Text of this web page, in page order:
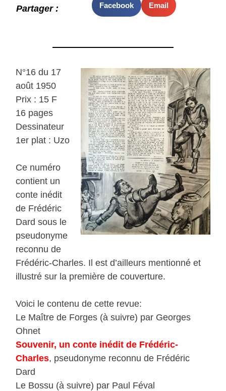
Partager : Facebook Email
N°16 du 17
août 1950
Prix : 15 F
16 pages
Dessinateur
1er plat : Uzo
Ce numéro
contient un
conte inédit
de Frédéric
Dard sous le
pseudonyme
reconnu de
Frédéric-Charles. Il est d’ailleurs mentionné et
illustré sur la première de couverture.
Voici le contenu de cette revue:
Le Maître de Forges (à suivre) par Georges
Ohnet
Souvenir, un conte inédit de Frédéric-
Charles, pseudonyme reconnu de Frédéric
Dard
Le Bossu (à suivre) par Paul Féval